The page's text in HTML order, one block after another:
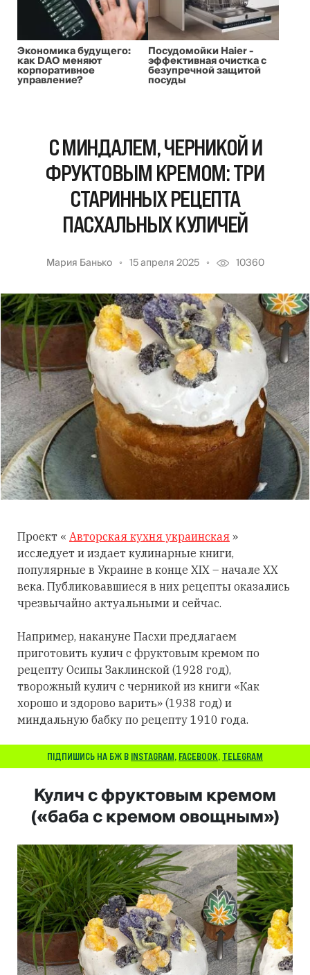
Экономика будущего:
как DAO меняют
корпоративное
управление?
Посудомойки Haier -
эффективная очистка с
безупречной защитой
посуды
С МИНДАЛЕМ, ЧЕРНИКОЙ И
ФРУКТОВЫМ КРЕМОМ: ТРИ
СТАРИННЫХ РЕЦЕПТА
ПАСХАЛЬНЫХ КУЛИЧЕЙ
Мария Банько 15 апреля 2025 10360
Проект « Авторская кухня украинская »
исследует и издает кулинарные книги,
популярные в Украине в конце XIX – начале XX
века. Публиковавшиеся в них рецепты оказались
чрезвычайно актуальными и сейчас.
Например, накануне Пасхи предлагаем
приготовить кулич с фруктовым кремом по
рецепту Осипы Заклинской (1928 год),
творожный кулич с черникой из книги «Как
хорошо и здорово варить» (1938 год) и
миндальную бабку по рецепту 1910 года.
ПІДПИШИСЬ НА БЖ В INSTAGRAM, FACEBOOK, TELEGRAM
Кулич с фруктовым кремом
(«баба с кремом овощным»)